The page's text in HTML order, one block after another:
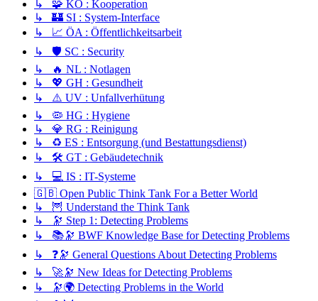
↳ 🧩 KO : Kooperation
↳ 🏰 SI : System-Interface
↳ 📈 ÖA : Öffentlichkeitsarbeit
↳ 🛡️ SC : Security
↳ 🔥 NL : Notlagen
↳ 💖 GH : Gesundheit
↳ ⚠️ UV : Unfallverhütung
↳ 🦠 HG : Hygiene
↳ 💎 RG : Reinigung
↳ ♻️ ES : Entsorgung (und Bestattungsdienst)
↳ 🛠️ GT : Gebäudetechnik
↳ 💻 IS : IT-Systeme
🇬🇧 Open Public Think Tank For a Better World
↳ 🦉 Understand the Think Tank
↳ 🔭 Step 1: Detecting Problems
↳ 📚🔭 BWF Knowledge Base for Detecting Problems
↳ ❓🔭 General Questions About Detecting Problems
↳ 🚀🔭 New Ideas for Detecting Problems
↳ 🔭🌍 Detecting Problems in the World